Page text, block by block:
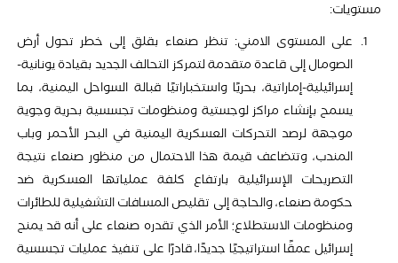
مستويات:
على المستوى الامني: تنظر صنعاء بقلق إلى خطر تحول أرض
الصومال إلى قاعدة متقدمة لتمركز التحالف الجديد بقيادة يونانية-
إسرائيلية-إماراتية، بحريًا واستخباراتيًا قبالة السواحل اليمنية، بما
يسمح بإنشاء مراكز لوجستية ومنظومات تجسسية بحرية وجوية
موجهة لرصد التحركات العسكرية اليمنية في البحر الأحمر وباب
المندب، وتتضاعف قيمة هذا الاحتمال من منظور صنعاء نتيجة
التصريحات الإسرائيلية بارتفاع كلفة عملياتها العسكرية ضد
حكومة صنعاء، والحاجة إلى تقليص المسافات التشغيلية للطائرات
ومنظومات الاستطلاع؛ الأمر الذي تقدره صنعاء على أنه قد يمنح
إسرائيل عمقًا استراتيجيًا جديدًا، قادرًا على تنفيذ عمليات تجسسية